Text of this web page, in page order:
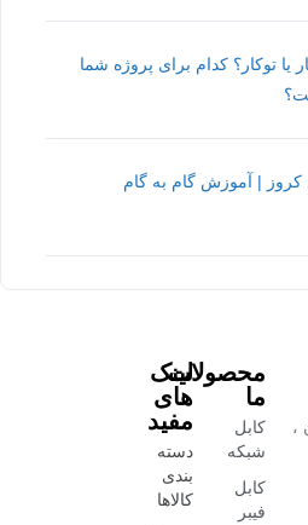
یا توکار؟ کدام برای پروژه شما
کروز | آموزش گام به گام
،
محصولات
ما
کابل
شبکه
کابل
فیبر
لینک
های
مفید
دسته
بندی
کالاها